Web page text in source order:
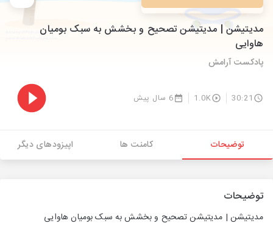
مدیتیشن | مدیتیشن تصحیح و بخشش به سبک بومیان
هاوایی
پادکست آرامش
30:21
1.0K 6 سال پیش
توضیحات کامنت ها اپیزودهای دیگر
توضیحات
مدیتیشن | مدیتیشن تصحیح و بخشش به سبک بومیان هاوایی